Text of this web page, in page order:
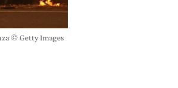
© Getty Images